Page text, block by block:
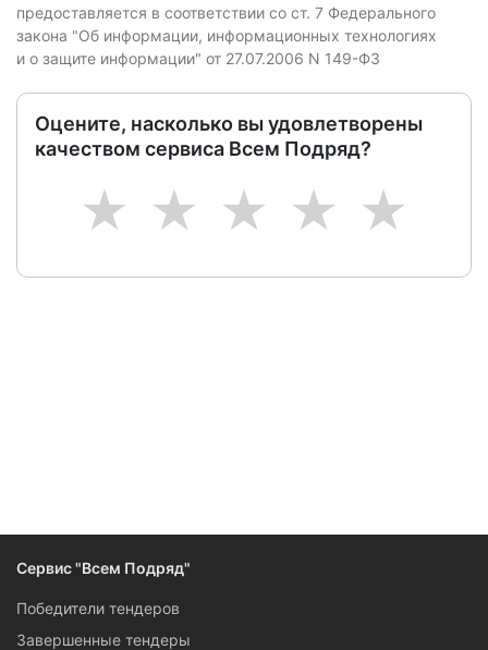
предоставляется в соответствии со ст. 7 Федерального
закона "Об информации, информационных технологиях
и о защите информации" от 27.07.2006 N 149-ФЗ
Оцените, насколько вы удовлетворены
качеством сервиса Всем Подряд?
5
4
3
2
1
Сервис "Всем Подряд"
Победители тендеров
Завершенные тендеры